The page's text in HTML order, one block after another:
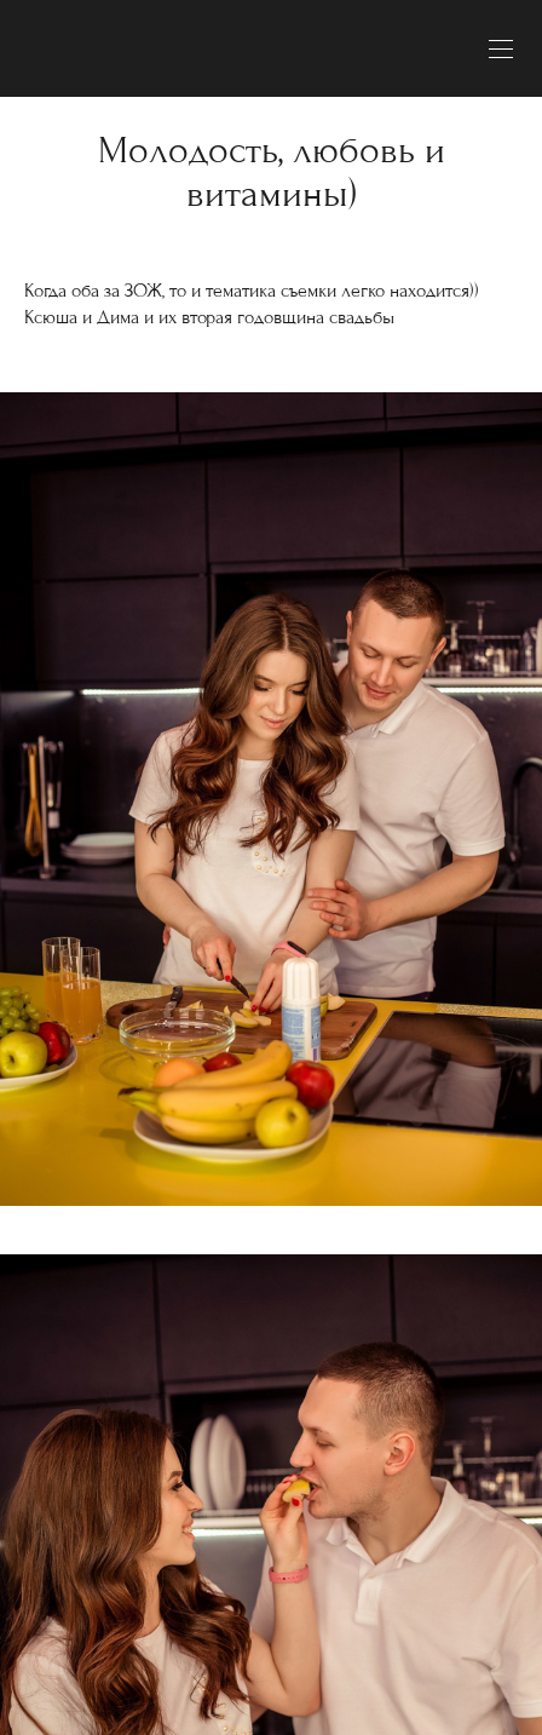
Молодость, любовь и
витамины)
Когда оба за ЗОЖ, то и тематика съемки легко находится))
Ксюша и Дима и их вторая годовщина свадьбы